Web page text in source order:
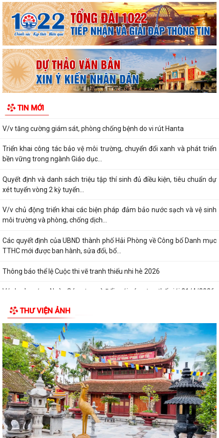
TIN MỚI
Xã An Khánh tổ chức hội nghị chuẩn bị công tác sáp nhập thôn
Báo cáo công tác tổ chức, triển khai điều tra phiếu cá thể Tổng điều tra
kinh tế năm 2026
Thông báo kết quả và quyết định trúng tuyển viên chức đơn vị sự
nghiệp công lập xã An Khánh năm...
TĐC Tân Viên – An Thắng và khu TĐC...
V/v tăng cường giám sát, phòng chống bệnh do vi rút Hanta
Triển khai công tác bảo vệ môi trường, chuyển đổi xanh và phát triển
bền vững trong ngành Giáo dục...
Quyết định và danh sách triệu tập thí sinh đủ điều kiện, tiêu chuẩn dự
xét tuyển vòng 2 kỳ tuyển...
V/v chủ động triển khai các biện pháp đảm bảo nước sạch và vệ sinh
môi trường và phòng, chống dịch...
Các quyết định của UBND thành phố Hải Phòng về Công bố Danh mục
TTHC mới được ban hành, sửa đổi, bổ...
Thông báo thể lệ Cuộc thi vẽ tranh thiếu nhi hè 2026
V/v hưởng ứng Ngày Sáng tạo và Đổi mới sáng tạo thế giới 21/4/2026
V/v tăng cường quản lý các hoạt động TDTT, vui chơi dưới nước, mở
các lớp học bơi phòng, chống tai...
V/v tăng cường công tác truyền thông phòng, chống dịch bệnh do não
mô cầu
V/v cảnh báo thuốc tiêm điều trị dự phòng trước phơi nhiễm với HIV
chưa được cấp phép lưu hành tại...
Công văn triển khai Chương trình “Hiện diện trực tuyến với tên miền
quốc gia .vn”
Quyết định về việc thu hồi số tiếp nhận Phiếu công bố sản phẩm mỹ
THƯ VIỆN ẢNH